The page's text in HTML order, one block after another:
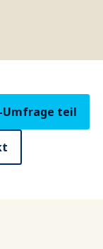
Umfrage teil